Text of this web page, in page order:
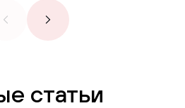
статьи